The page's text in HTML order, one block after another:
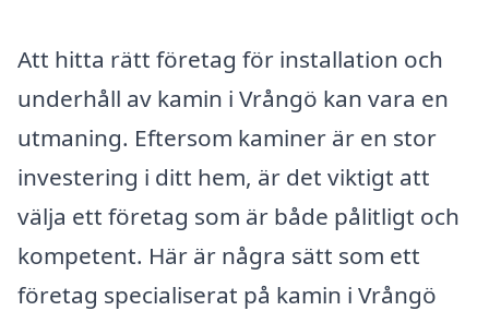
Att hitta rätt företag för installation och
underhåll av kamin i Vrångö kan vara en
utmaning. Eftersom kaminer är en stor
investering i ditt hem, är det viktigt att
välja ett företag som är både pålitligt och
kompetent. Här är några sätt som ett
företag specialiserat på kamin i Vrångö